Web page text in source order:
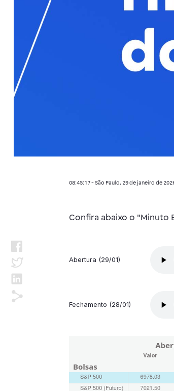
08:45:17 - São Paulo, 29 de janeiro de
Confira abaixo o "Minuto
Abertura (29/01)
Fechamento (28/01)